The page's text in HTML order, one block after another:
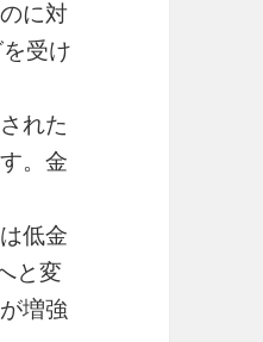
に対
受け
れた
。金
低金
と変
増強